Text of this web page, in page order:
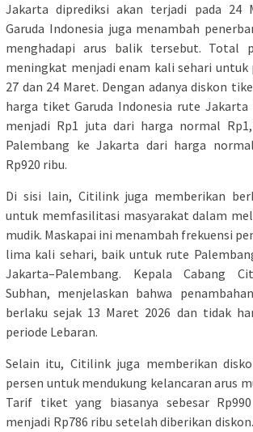
Jakarta diprediksi akan terjadi pada 24
Garuda Indonesia juga menambah
menghadapi arus balik tersebut. Total
meningkat menjadi enam kali sehari untuk
27 dan 24 Maret. Dengan adanya diskon
harga tiket Garuda Indonesia rute Jakarta
menjadi Rp1 juta dari harga normal
Palembang ke Jakarta dari harga
Rp920 ribu.
Di sisi lain, Citilink juga memberikan
untuk memfasilitasi masyarakat dalam
mudik. Maskapai ini menambah frekuensi
lima kali sehari, baik untuk rute
Jakarta–Palembang. Kepala Cabang
Subhan, menjelaskan bahwa
berlaku sejak 13 Maret 2026 dan tidak
periode Lebaran.
Selain itu, Citilink juga memberikan
persen untuk mendukung kelancaran arus
Tarif tiket yang biasanya sebesar
menjadi Rp786 ribu setelah diberikan